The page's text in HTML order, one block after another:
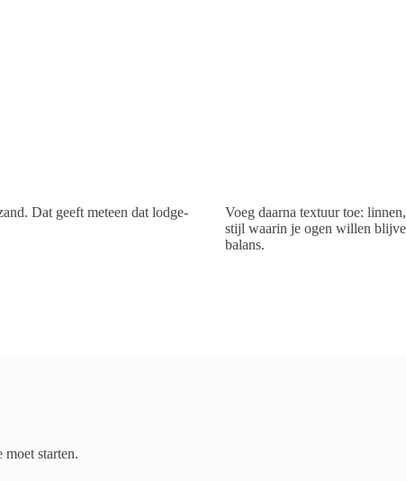
Dat geeft meteen dat lodge-
Voeg daarna textuur toe:
stijl waarin je ogen willen
balans.
starten.